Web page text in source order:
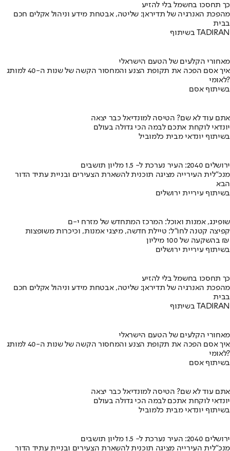
כך תחסכו בחשמל בלי להזיע
מהפכת האנרגיה של תדיראן: שליטה, אבטחת מידע וניהול אקלים חכם
בבית
בשיתוף TADIRAN
מאחורי הקלעים של הטעם הישראלי
איך אסם הפכה את תקופת הצנע והמחסור הקשה של שנות ה-40 למותג
לאומי?
בשיתוף אסם
אתם עוד לא שם? הטיסה למונדיאל כבר יצאה
יונדאי לוקחת אתכם לבמה הכי גדולה בעולם
בשיתוף יונדאי מבית כלמוביל
ירושלים 2040: העיר נערכת ל- 1.5 מליון תושבים
מנכ"לית העירייה מציגה תוכנית להשארת הצעירים ובניית עתיד הדור
הבא
בשיתוף עיריית ירושלים
שופינג, אמנות ואוכל: המרכז המתחדש של מזרח י-ם
קפיצה קטנה לחו"ל: טיילת חדשה, מיצגי אמנות, וכיכרות משופצות
בהשקעה של 100 מיליון ₪
בשיתוף עיריית ירושלים
כך תחסכו בחשמל בלי להזיע
מהפכת האנרגיה של תדיראן: שליטה, אבטחת מידע וניהול אקלים חכם
בבית
בשיתוף TADIRAN
מאחורי הקלעים של הטעם הישראלי
איך אסם הפכה את תקופת הצנע והמחסור הקשה של שנות ה-40 למותג
לאומי?
בשיתוף אסם
אתם עוד לא שם? הטיסה למונדיאל כבר יצאה
יונדאי לוקחת אתכם לבמה הכי גדולה בעולם
בשיתוף יונדאי מבית כלמוביל
ירושלים 2040: העיר נערכת ל- 1.5 מליון תושבים
מנכ"לית העירייה מציגה תוכנית להשארת הצעירים ובניית עתיד הדור